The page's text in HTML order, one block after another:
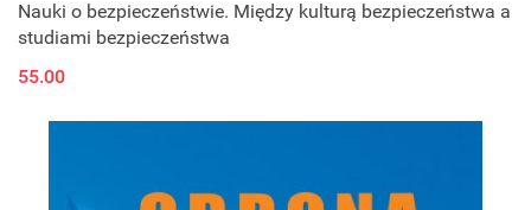
Nauki o bezpieczeństwie. Między kulturą bezpieczeństwa a
studiami bezpieczeństwa
55.00